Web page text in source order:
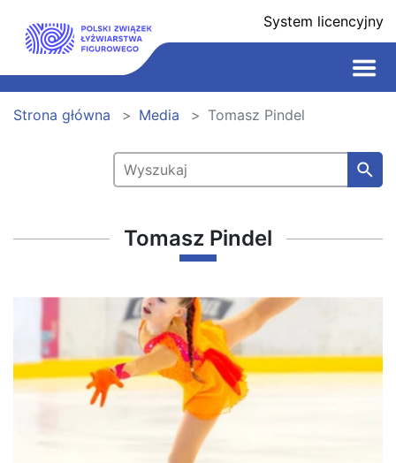
System licencyjny
Strona główna Media Tomasz Pindel
Tomasz Pindel